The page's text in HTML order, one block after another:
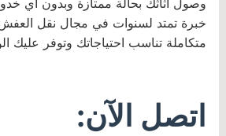
وصول أثاثك بحالة ممتازة وبدون أي
خبرة تمتد لسنوات في مجال نقل
متكاملة تناسب احتياجاتك وتوفر عليك
اتصل الآن: